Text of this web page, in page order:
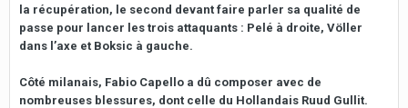
la récupération, le second devant faire parler sa qualité de
passe pour lancer les trois attaquants : Pelé à droite, Völler
dans l’axe et Boksic à gauche.
Côté milanais, Fabio Capello a dû composer avec de
nombreuses blessures, dont celle du Hollandais Ruud Gullit.